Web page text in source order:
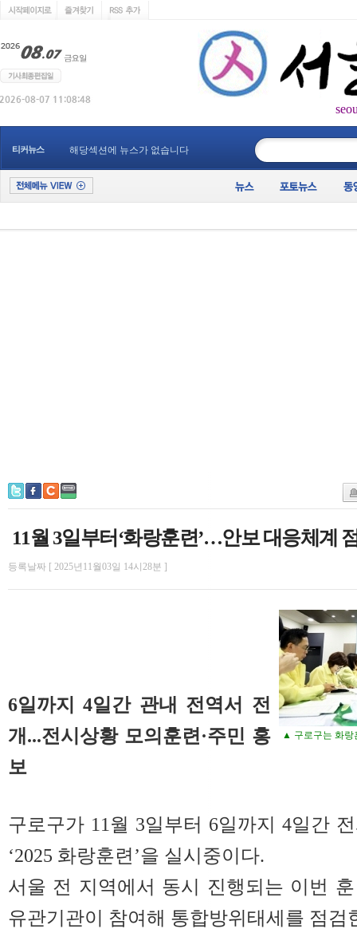
티커뉴스 해당섹션에 뉴스가 없습니다
11월 3일부터‘화랑훈련’…안보 대응체계
등록날짜 [ 2025년11월03일 14시28분 ]
▲ 구로구는 화랑
6일까지 4일간 관내 전역서 전
개...전시상황 모의훈련·주민 홍
보
구로구가 11월 3일부터 6일까지 4일간
‘2025 화랑훈련’을 실시중이다.
서울 전 지역에서 동시 진행되는 이번 훈
유관기관이 참여해 통합방위태세를 점검